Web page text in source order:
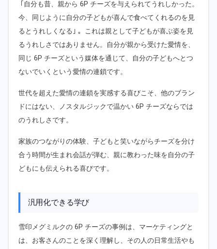
｢自分も昔、親から 6P チーズを与えられてうれしかった。
今、同じように自分の子どもが喜んで食べてくれるのを見
るとうれしくなる｣ 。これは親として子どもが喜ぶ姿を見
るうれしさではありません。自分が親から受けた愛情を、
同じ 6P チーズという媒体を通じて、自分の子どもへとつ
ないでいくという愛情の連鎖です。
世代を超えた愛情の連鎖を実感する喜びこそ、他のブラン
ドにはない、ノスタルジックで温かい 6P チーズならでは
のうれしさです。
家族のつながりの体験、子どもと笑いながらチーズを分け
合う時間が生まれ会話が弾む、親に教わった味を自分の子
どもにも伝えられる喜びです。
汎用化できる学び
雪印メグミルクの 6P チーズの事例は、マーケティングと
は、お客さんのことを深く理解し、その人の日常生活やも